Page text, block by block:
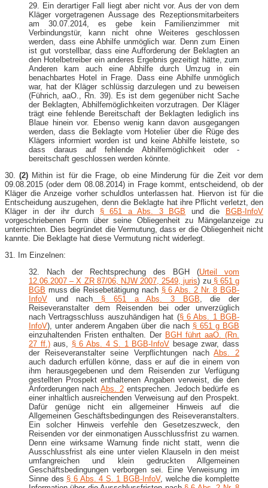
29. Ein derartiger Fall liegt aber nicht vor. Aus der von dem
Kläger vorgetragenen Aussage des Rezeptionsmitarbeiters
am 30.07.2014, es gebe kein Familienzimmer mit
Verbindungstür, kann nicht ohne Weiteres geschlossen
werden, dass eine Abhilfe unmöglich war. Denn zum Einen
ist gut vorstellbar, dass eine Aufforderung der Beklagten an
den Hotelbetreiber ein anderes Ergebnis gezeitigt hätte, zum
Anderen kam auch eine Abhilfe durch Umzug in ein
benachbartes Hotel in Frage. Dass eine Abhilfe unmöglich
war, hat der Kläger schlüssig darzulegen und zu beweisen
(Führich, aaO., Rn. 39). Es ist dem gegenüber nicht Sache
der Beklagten, Abhilfemöglichkeiten vorzutragen. Der Kläger
trägt eine fehlende Bereitschaft der Beklagten lediglich ins
Blaue hinein vor. Ebenso wenig kann davon ausgegangen
werden, dass die Beklagte vom Hotelier über die Rüge des
Klägers informiert worden ist und keine Abhilfe leistete, so
dass daraus auf fehlende Abhilfemöglichkeit oder -
bereitschaft geschlossen werden könnte.
30.(2) Mithin ist für die Frage, ob eine Minderung für die Zeit vor dem
09.08.2015 (oder dem 08.08.2014) in Frage kommt, entscheidend, ob der
Kläger die Anzeige vorher schuldlos unterlassen hat. Hiervon ist für die
Entscheidung auszugehen, denn die Beklagte hat ihre Pflicht verletzt, den
Kläger in der ihr durch § 651 a Abs. 3 BGB und die BGB-​InfoV
vorgeschriebenen Form über seine Obliegenheit zu Mängelanzeige zu
unterrichten. Dies begründet die Vermutung, dass er die Obliegenheit nicht
kannte. Die Beklagte hat diese Vermutung nicht widerlegt.
31. Im Einzelnen:
32. Nach der Rechtsprechung des BGH (Urteil vom
12.06.2007 – X ZR 87/06, NJW 2007, 2549, juris) zu§ 651 g
BGB muss die Reisebetätigung nach § 6 Abs. 2 Nr. 8 BGB-​
InfoV und nach § 651 a Abs. 3 BGB , die der
Reiseveranstalter dem Reisenden bei oder unverzüglich
nach Vertragsschluss auszuhändigen hat (§ 6 Abs. 1 BGB-​
InfoV), unter anderem Angaben über die nach § 651 g BGB
einzuhaltenden Fristen enthalten. Der BGH führt aaO. (Rn.
27 ff.)aus, § 6 Abs. 4 S. 1 BGB-​InfoV besage zwar, dass
der Reiseveranstalter seine Verpflichtungen nachAbs. 2
auch dadurch erfüllen könne, dass er auf die in einem von
ihm herausgegebenen und dem Reisenden zur Verfügung
gestellten Prospekt enthaltenen Angaben verweist, die den
Anforderungen nachAbs. 2 entsprechen. Jedoch bedürfe es
einer inhaltlich ausreichenden Verweisung auf den Prospekt.
Dafür genüge nicht ein allgemeiner Hinweis auf die
Allgemeinen Geschäftsbedingungen des Reiseveranstalters.
Ein solcher Hinweis verfehle den Gesetzeszweck, den
Reisenden vor der einmonatigen Ausschlussfrist zu warnen.
Denn eine wirksame Warnung finde nicht statt, wenn die
Ausschlussfrist als eine unter vielen Klauseln in den meist
umfangreichen und klein gedruckten Allgemeinen
Geschäftsbedingungen verborgen sei. Eine Verweisung im
Sinne des § 6 Abs. 4 S. 1 BGB-​InfoV, welche die komplette